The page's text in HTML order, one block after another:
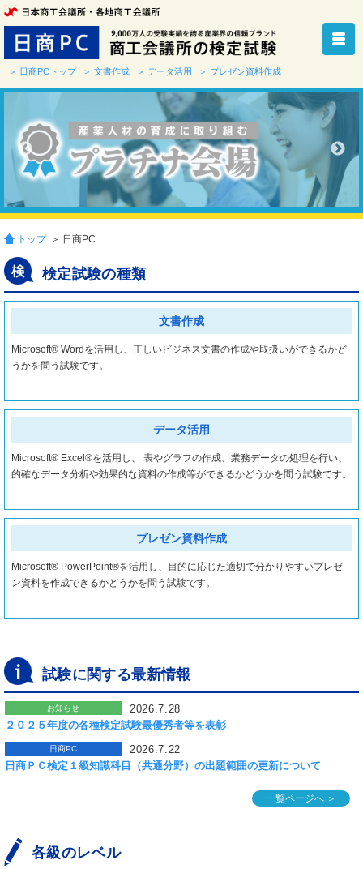
＞ 日商PCトップ ＞ 文書作成 ＞ データ活用 ＞ プレゼン資料作成
トップ ＞ 日商PC
検定試験の種類
文書作成
Microsoft® Wordを活用し、正しいビジネス文書の作成や取扱いができるかど
うかを問う試験です。
データ活用
Microsoft® Excel®を活用し、 表やグラフの作成、業務データの処理を行い、
的確なデータ分析や効果的な資料の作成等ができるかどうかを問う試験です。
プレゼン資料作成
Microsoft® PowerPoint®を活用し、目的に応じた適切で分かりやすいプレゼ
ン資料を作成できるかどうかを問う試験です。
試験に関する最新情報
お知らせ
2026.7.28
２０２５年度の各種検定試験最優秀者等を表彰
日商PC
2026.7.22
日商ＰＣ検定１級知識科目（共通分野）の出題範囲の更新について
一覧ページへ ＞
各級のレベル